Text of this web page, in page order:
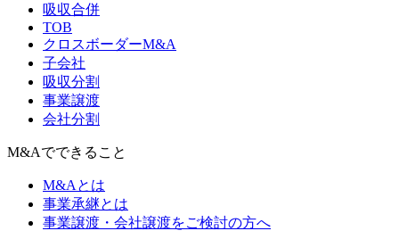
吸収合併
TOB
クロスボーダーM&A
子会社
吸収分割
事業譲渡
会社分割
M&Aでできること
M&Aとは
事業承継とは
事業譲渡・会社譲渡をご検討の方へ